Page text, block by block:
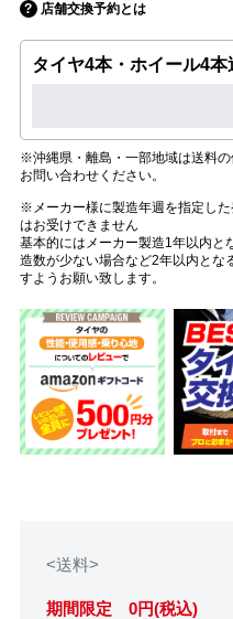
店舗交換予約とは
タイヤ4本・ホイール4本
※沖縄県・離島・一部地域は送料
お問い合わせください。
※メーカー様に製造年週を指定し
はお受けできません
基本的にはメーカー製造1年以内と
造数が少ない場合など2年以内とな
すようお願い致します。
<送料>
期間限定 0円(税込)